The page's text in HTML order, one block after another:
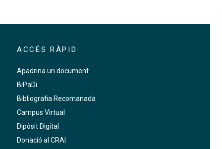
ACCÉS RÀPID
Apadrina un document
BiPaDi
Bibliografia Recomanada
Campus Virtual
Dipòsit Digital
Donació al CRAI